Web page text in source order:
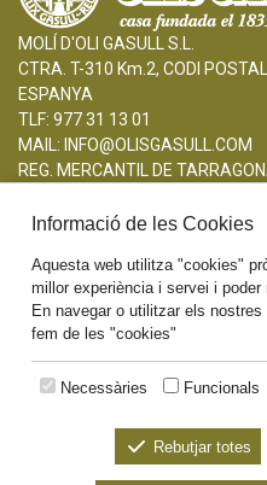
MOLÍ D'OLI GASULL S.L.
CTRA. T-310 Km.2, CODI
ESPANYA
TLF: 977 31 13 01
MAIL: INFO@OLISGASULL.COM
REG. MERCANTIL DE
CIF: B43390806
AVERTISSEMENT LÉGAL
POLITIQUE DE COOKIES
Informació de les Cookies
Aquesta web utilitza "cookies"
millor experiència i servei i poder
En navegar o utilitzar els
fem de les "cookies"
Necessàries Funcionals
Rebutjar totes